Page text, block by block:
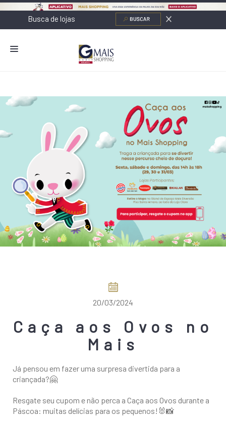
LOJAS
ALIMENTAÇÃO
NOVOS NEGÓCIOS
O SHOPPING
SERVIÇOS
SHOPPINGS DA GAZIT
COMO CHEGAR
20/03/2024
Caça aos Ovos no
Mais
Já pensou em fazer uma surpresa divertida para a
criançada?🤗
Resgate seu cupom e não perca a Caça aos Ovos durante a
Páscoa: muitas delícias para os pequenos!🐰📸